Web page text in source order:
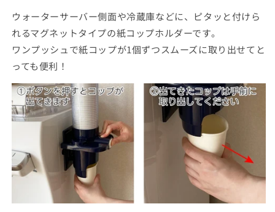
サ
ー
5
オ
ス
(ネ
イ
ー)
の
数
サ
ー
5
ス
(ネ
イ
ビ
ー)
の
数
量
ウォーターサーバー側面や冷蔵庫などに、ピタッと付けら
れるマグネットタイプの紙コップホルダーです。
ワンプッシュで紙コップが1個ずつスムーズに取り出せてと
っても便利！